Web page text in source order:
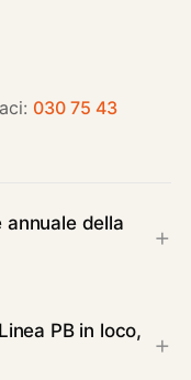
030 75 43
annuale della
PB in loco,